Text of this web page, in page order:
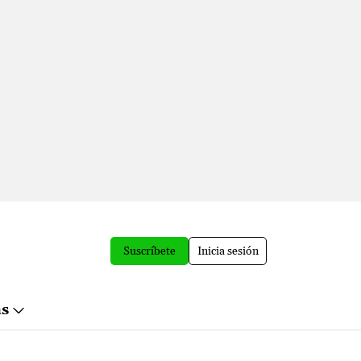
Suscríbete Inicia sesión